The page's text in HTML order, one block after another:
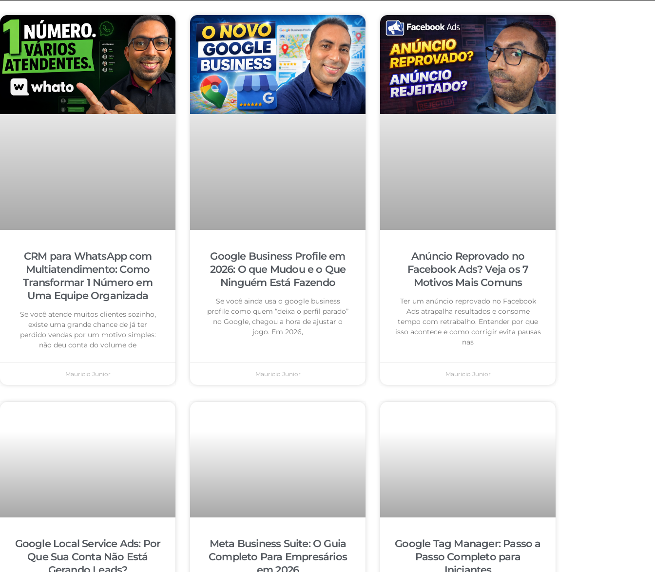
CRM para WhatsApp com
Multiatendimento: Como
Transformar 1 Número em
Uma Equipe Organizada
Se você atende muitos clientes sozinho,
existe uma grande chance de já ter
perdido vendas por um motivo simples:
não deu conta do volume de
Mauricio Junior
Google Business Profile em
2026: O que Mudou e o Que
Ninguém Está Fazendo
Se você ainda usa o google business
profile como quem “deixa o perfil parado”
no Google, chegou a hora de ajustar o
jogo. Em 2026,
Mauricio Junior
Anúncio Reprovado no
Facebook Ads? Veja os 7
Motivos Mais Comuns
Ter um anúncio reprovado no Facebook
Ads atrapalha resultados e consome
tempo com retrabalho. Entender por que
isso acontece e como corrigir evita pausas
nas
Mauricio Junior
Google Local Service Ads: Por
Que Sua Conta Não Está
Meta Business Suite: O Guia
Completo Para Empresários
Google Tag Manager: Passo a
Passo Completo para